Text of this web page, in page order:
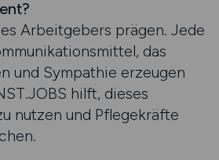
Arbeitgebers prägen. Jede
das
und Sympathie erzeugen
hilft, dieses
nutzen und Pflegekräfte